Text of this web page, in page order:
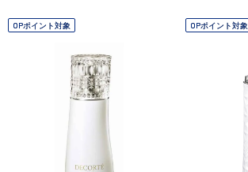
OPポイント対象 OPポイント対象